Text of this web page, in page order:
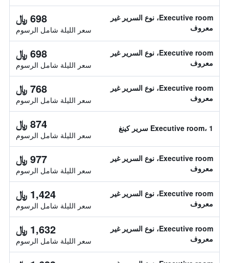
Executive room، نوع السرير غير
معروف
698 ﷼
سعر الليلة شامل الرسوم
Executive room، نوع السرير غير
معروف
698 ﷼
سعر الليلة شامل الرسوم
Executive room، نوع السرير غير
معروف
768 ﷼
سعر الليلة شامل الرسوم
Executive room، 1 سرير كينغ 874 ﷼
سعر الليلة شامل الرسوم
Executive room، نوع السرير غير
معروف
977 ﷼
سعر الليلة شامل الرسوم
Executive room، نوع السرير غير
معروف
1,424 ﷼
سعر الليلة شامل الرسوم
Executive room، نوع السرير غير
معروف
1,632 ﷼
سعر الليلة شامل الرسوم